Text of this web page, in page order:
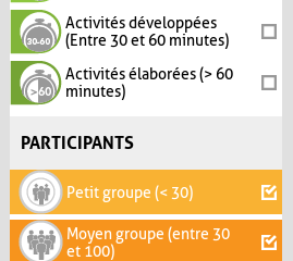
Activités développées
(Entre 30 et 60 minutes)
Activités élaborées (> 60
minutes)
PARTICIPANTS
Petit groupe (< 30)
Moyen groupe (entre 30
et 100)